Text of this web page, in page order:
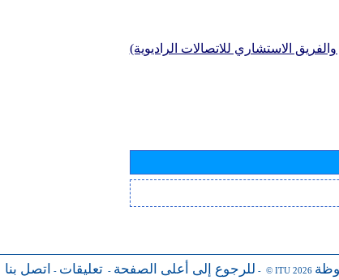
الاستشاري للاتصالات الراديوية)
للرجوع إلى أعلى الصفحة - تعليقات - اتصل بنا - © ITU 2026